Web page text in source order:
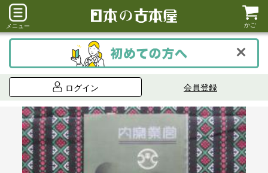
メニュー かご
ログイン 会員登録